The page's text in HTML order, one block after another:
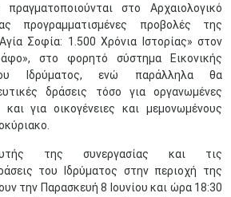
στο Αρχαιολογικό
προγραμματισμένες προβολές της
Σοφία: 1.500 Χρόνια Ιστορίας» στον
στο φορητό σύστημα Εικονικής
Ιδρύματος, ενώ παράλληλα θα
δράσεις τόσο για οργανωμένες
για οικογένειες και μεμονωμένους
της συνεργασίας και τις
του Ιδρύματος στην περιοχή της
την Παρασκευή 8 Ιουνίου και ώρα 18:30